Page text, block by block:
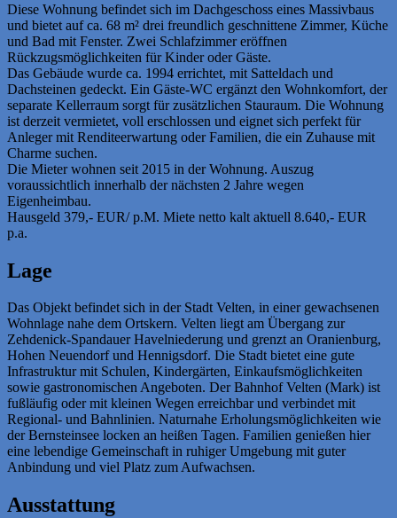
Diese Wohnung befindet sich im Dachgeschoss eines Massivbaus
und bietet auf ca. 68 m² drei freundlich geschnittene Zimmer, Küche
und Bad mit Fenster. Zwei Schlafzimmer eröffnen
Rückzugsmöglichkeiten für Kinder oder Gäste.
Das Gebäude wurde ca. 1994 errichtet, mit Satteldach und
Dachsteinen gedeckt. Ein Gäste-WC ergänzt den Wohnkomfort, der
separate Kellerraum sorgt für zusätzlichen Stauraum. Die Wohnung
ist derzeit vermietet, voll erschlossen und eignet sich perfekt für
Anleger mit Renditeerwartung oder Familien, die ein Zuhause mit
Charme suchen.
Die Mieter wohnen seit 2015 in der Wohnung. Auszug
voraussichtlich innerhalb der nächsten 2 Jahre wegen
Eigenheimbau.
Hausgeld 379,- EUR/ p.M. Miete netto kalt aktuell 8.640,- EUR
p.a.
Lage
Das Objekt befindet sich in der Stadt Velten, in einer gewachsenen
Wohnlage nahe dem Ortskern. Velten liegt am Übergang zur
Zehdenick-Spandauer Havelniederung und grenzt an Oranienburg,
Hohen Neuendorf und Hennigsdorf. Die Stadt bietet eine gute
Infrastruktur mit Schulen, Kindergärten, Einkaufsmöglichkeiten
sowie gastronomischen Angeboten. Der Bahnhof Velten (Mark) ist
fußläufig oder mit kleinen Wegen erreichbar und verbindet mit
Regional- und Bahnlinien. Naturnahe Erholungsmöglichkeiten wie
der Bernsteinsee locken an heißen Tagen. Familien genießen hier
eine lebendige Gemeinschaft in ruhiger Umgebung mit guter
Anbindung und viel Platz zum Aufwachsen.
Ausstattung